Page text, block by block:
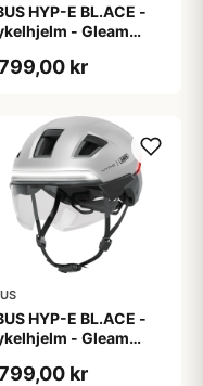
HYP-E BL.ACE -
- Gleam
kr
HYP-E BL.ACE -
- Gleam
kr